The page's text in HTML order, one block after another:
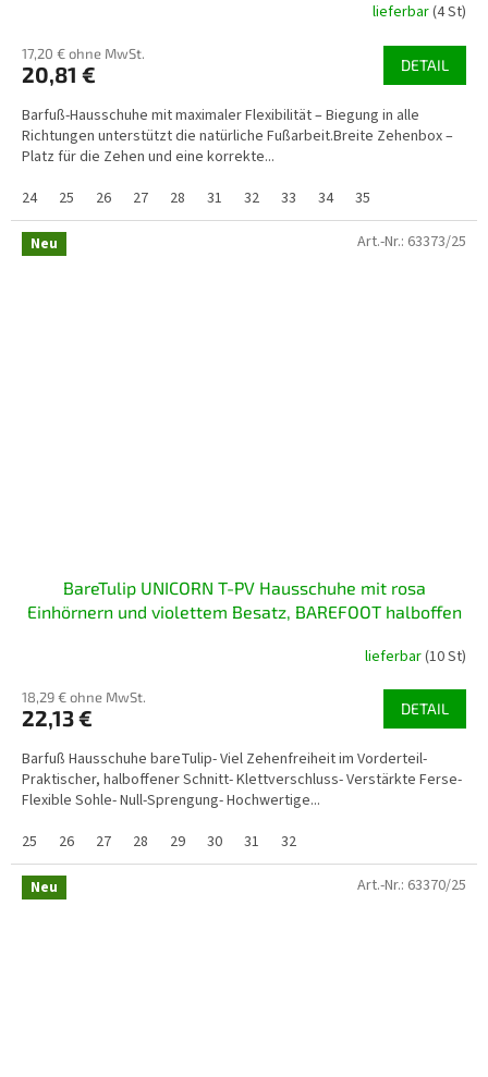
lieferbar(4 St)
17,20 € ohne MwSt.
20,81 € DETAIL
Barfuß-Hausschuhe mit maximaler Flexibilität – Biegung in alle
Richtungen unterstützt die natürliche Fußarbeit.Breite Zehenbox –
Platz für die Zehen und eine korrekte...
24
25 26 27 28 31 32 33 34 35
Neu
BareTulip UNICORN T-PV Hausschuhe mit rosa
Einhörnern und violettem Besatz, BAREFOOT halboffen
lieferbar(10 St)
18,29 € ohne MwSt.
22,13 € DETAIL
Barfuß Hausschuhe bareTulip- Viel Zehenfreiheit im Vorderteil-
Praktischer, halboffener Schnitt- Klettverschluss- Verstärkte Ferse-
Flexible Sohle- Null-Sprengung- Hochwertige...
25
26 27 28 29 30 31 32
Art.-Nr.: 63373/25
Neu Art.-Nr.: 63370/25